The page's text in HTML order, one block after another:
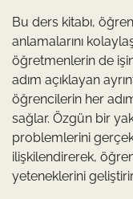
Bu ders kitabı,
anlamalarını
öğretmenlerin de
adım açıklayan
öğrencilerin her
sağlar. Özgün bir
problemlerini
ilişkilendirerek,
yeteneklerini